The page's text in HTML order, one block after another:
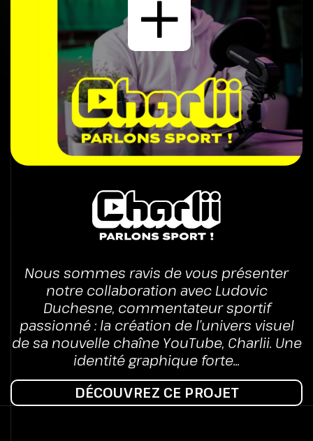
Nous sommes ravis de vous présenter
notre collaboration avec Ludovic
Duchesne, commentateur sportif
passionné : la création de l’univers visuel
de sa nouvelle chaîne YouTube, Charlii. Une
identité graphique forte...
DÉCOUVREZ CE PROJET